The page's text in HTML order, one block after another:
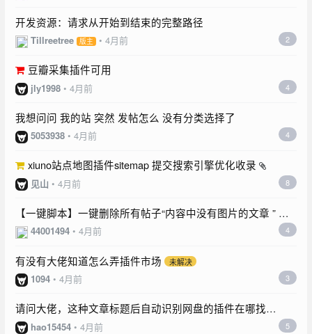
开发资源：请求从开始到结束的完整路径
Tillreetree 版主 • 4月前 2
豆瓣采集插件可用
jly1998 • 4月前 4
我想问问 我的站 突然 发帖怎么 没有分类选择了
5053938 • 4月前 4
xiuno站点地图插件sitemap 提交搜索引擎优化收录
见山 • 4月前 8
【一键脚本】一键删除所有帖子“内容中没有图片的文章 ” 免
费分享，只能说完美！！
44001494 • 4月前 4
有没有大佬知道怎么弄插件市场 未解决
1094 • 4月前 3
请问大佬，这种文章标题后自动识别网盘的插件在哪找
未解决hao15454 • 4月前 5